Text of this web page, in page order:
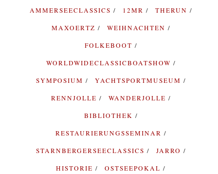
AMMERSEECLASSICS
12MR
THERUN
MAXOERTZ
WEIHNACHTEN
FOLKEBOOT
WORLDWIDECLASSICBOATSHOW
SYMPOSIUM
YACHTSPORTMUSEUM
RENNJOLLE
WANDERJOLLE
BIBLIOTHEK
RESTAURIERUNGSSEMINAR
STARNBERGERSEECLASSICS
JARRO
HISTORIE
OSTSEEPOKAL